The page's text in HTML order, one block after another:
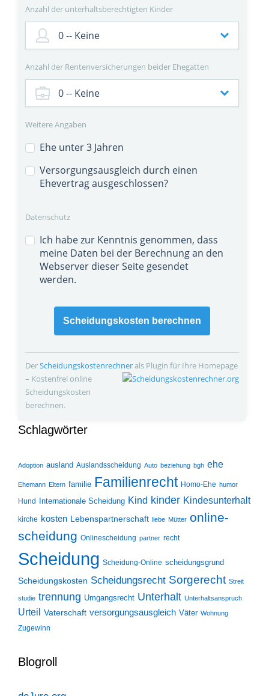
Anzahl der unterhaltsberechtigten Kinder
Anzahl der Rentenversicherungen beider Ehegatten
Weitere Angaben
Ehe unter 3 Jahren
Versorgungsausgleich durch einen
Ehevertrag ausgeschlossen?
Datenschutz
Ich habe zur Kenntnis genommen, dass
meine Daten bei der Berechnung an den
Webserver dieser Seite gesendet
werden.
Scheidungskosten berechnen
DerScheidungskosten­rechnerals Plugin für Ihre Homepage
– Kostenfrei online
Scheidungskosten
berechnen.
Schlagwörter
Adoption ausland Auslandsscheidung Auto beziehung bgh ehe
Ehemann Eltern familie Familienrecht Homo-Ehe humor
Hund Internationale Scheidung Kind kinder Kindesunterhalt
kirche kosten Lebenspartnerschaft liebe Mütter online-
scheidung Onlinescheidung partner recht
Scheidung Scheidung-Online scheidungsgrund
Scheidungskosten Scheidungsrecht Sorgerecht Streit
studie trennung Umgangsrecht Unterhalt Unterhaltsanspruch
Urteil Vaterschaft versorgungsausgleich Väter Wohnung
Zugewinn
Blogroll